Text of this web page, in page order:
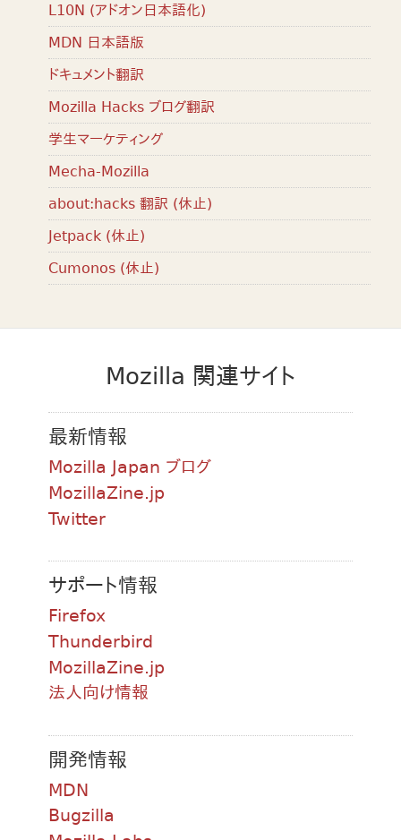
L10N (アドオン日本語化)
MDN 日本語版
ドキュメント翻訳
Mozilla Hacks ブログ翻訳
学生マーケティング
Mecha-Mozilla
about:hacks 翻訳 (休止)
Jetpack (休止)
Cumonos (休止)
Mozilla 関連サイト
最新情報
Mozilla Japan ブログ
MozillaZine.jp
Twitter
サポート情報
Firefox
Thunderbird
MozillaZine.jp
法人向け情報
開発情報
MDN
Bugzilla